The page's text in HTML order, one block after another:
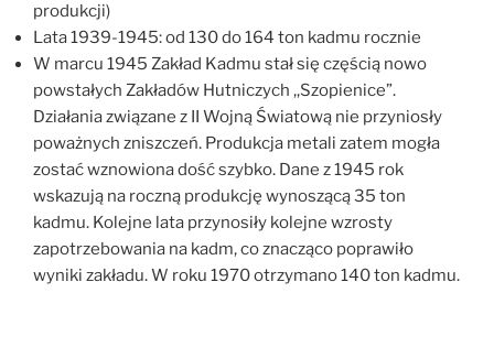
produkcji)
Lata 1939-1945: od 130 do 164 ton kadmu rocznie
W marcu 1945 Zakład Kadmu stał się częścią nowo
powstałych Zakładów Hutniczych ,,Szopienice”.
Działania związane z II Wojną Światową nie przyniosły
poważnych zniszczeń. Produkcja metali zatem mogła
zostać wznowiona dość szybko. Dane z 1945 rok
wskazują na roczną produkcję wynoszącą 35 ton
kadmu. Kolejne lata przynosiły kolejne wzrosty
zapotrzebowania na kadm, co znacząco poprawiło
wyniki zakładu. W roku 1970 otrzymano 140 ton kadmu.